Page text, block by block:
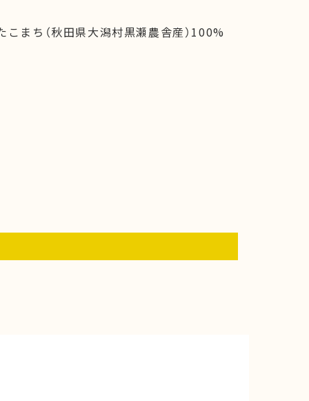
こまち（秋田県大潟村黒瀬農舎産）100%